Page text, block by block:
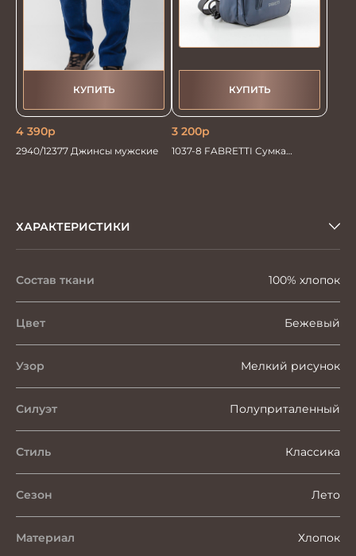
КУПИТЬ
4 390р
2940/12377 Джинсы мужские
КУПИТЬ
3 200р
1037-8 FABRETTI Сумка
ХАРАКТЕРИСТИКИ
Состав ткани 100% хлопок
Цвет Бежевый
Узор Мелкий рисунок
Силуэт Полуприталенный
Стиль Классика
Сезон Лето
Материал Хлопок